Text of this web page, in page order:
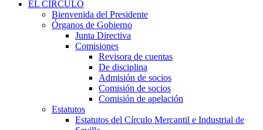
EL CÍRCULO
Bienvenida del Presidente
Órganos de Gobierno
Junta Directiva
Comisiones
Revisora de cuentas
De disciplina
Admisión de socios
Comisión de socios
Comisión de apelación
Estatutos
Estatutos del Círculo Mercantil e Industrial de